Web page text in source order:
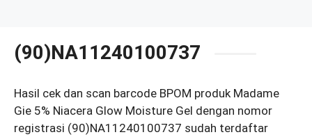
(90)NA11240100737
Hasil cek dan scan barcode BPOM produk Madame
Gie 5% Niacera Glow Moisture Gel dengan nomor
registrasi (90)NA11240100737 sudah terdaftar